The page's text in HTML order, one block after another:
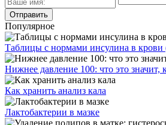
Популярное
Таблицы с нормами инсулина в крови
Нижнее давление 100: что это значит,
Как хранить анализ кала
Лактобактерии в мазке